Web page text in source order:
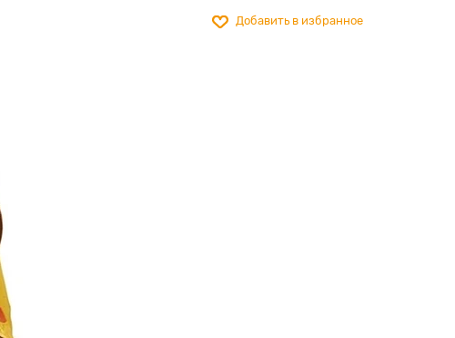
Добавить в избранное